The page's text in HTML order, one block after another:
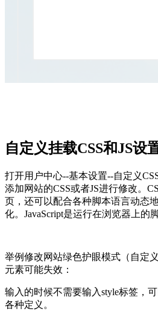
自定义挂载CSS和JS设
打开用户中心--基本设置--自定义
添加网站的CSS或者JS进行修改。
页，还可以配合各种脚本语言动态
化。JavaScript是运行在浏览器上的
举例修改网站绿色护眼模式（自定
元素可能失效：
输入的时候不需要输入style标签，
各种定义。